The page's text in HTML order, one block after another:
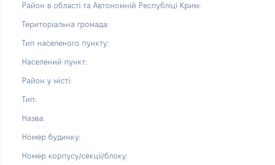
Район в області та Автономній Республіці Крим:
Територіальна громада:
Тип населеного пункту:
Населений пункт:
Район у місті:
Тип:
Назва:
Номер будинку:
Номер корпусу/секції/блоку: